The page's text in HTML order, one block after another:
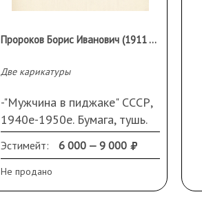
Пророков Борис Иванович (1911 - 1972 гг.)
Две карикатуры
-"Мужчина в пиджаке" СССР,
1940е-1950е. Бумага, тушь.
51,5 Х 36,2 см
-"Задумался". СССР, 1960-е
годы. Бумага, тушь. 56,4 Х 40
см
Эстимейт: 6 000 — 9 000
Не продано